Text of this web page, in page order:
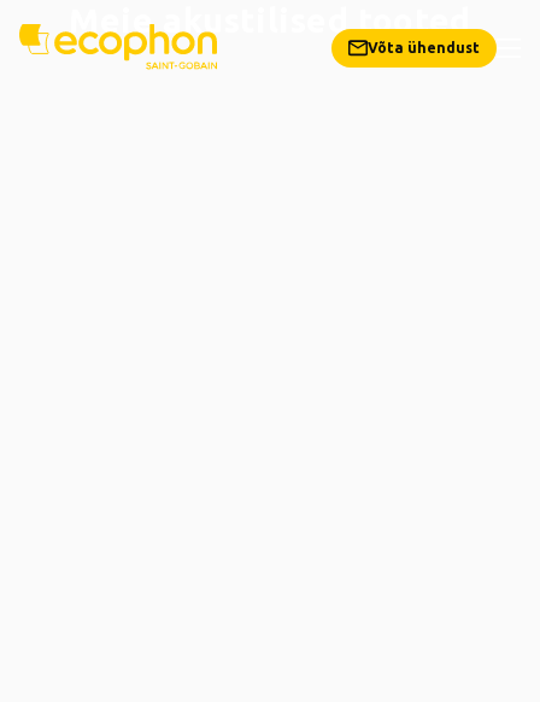
Võta ühendust
Meie akustilised tooted